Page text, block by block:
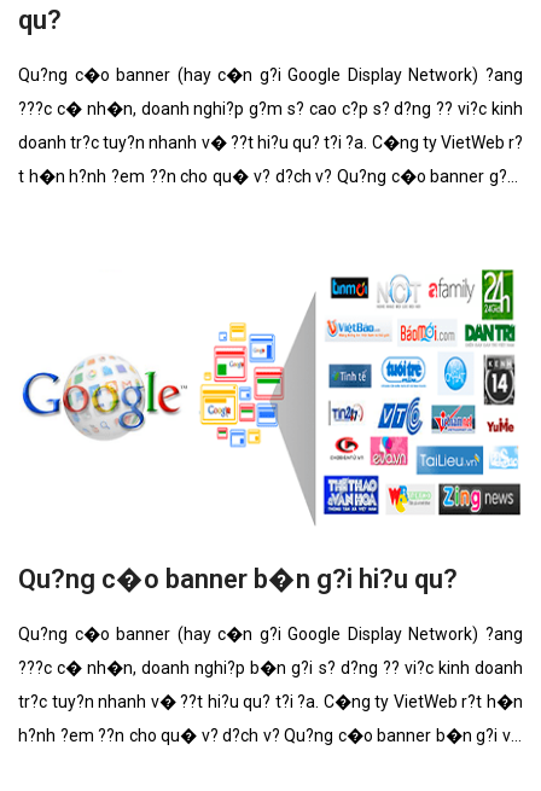
qu?
Qu?ng c�o banner (hay c�n g?i Google Display Network) ?ang
???c c� nh�n, doanh nghi?p g?m s? cao c?p s? d?ng ?? vi?c kinh
doanh tr?c tuy?n nhanh v� ??t hi?u qu? t?i ?a. C�ng ty VietWeb r?
t h�n h?nh ?em ??n cho qu� v? d?ch v? Qu?ng c�o banner g?m
Qu?ng c�o banner b�n g?i hi?u qu?
Qu?ng c�o banner (hay c�n g?i Google Display Network) ?ang
???c c� nh�n, doanh nghi?p b�n g?i s? d?ng ?? vi?c kinh doanh
tr?c tuy?n nhanh v� ??t hi?u qu? t?i ?a. C�ng ty VietWeb r?t h�n
h?nh ?em ??n cho qu� v? d?ch v? Qu?ng c�o banner b�n g?i v?i